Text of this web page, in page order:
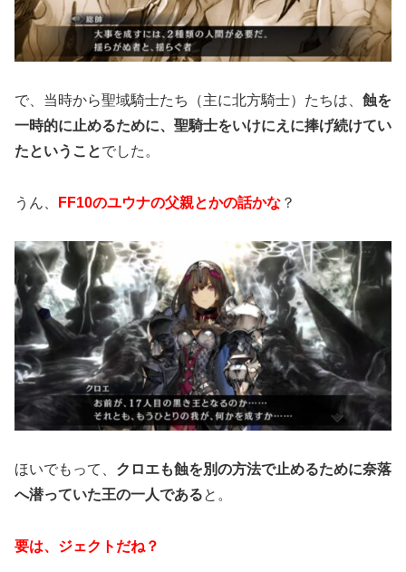
で、当時から聖域騎士たち（主に北方騎士）たちは、 蝕を
一時的に止めるために、聖騎士をいけにえに捧げ続けてい
たということでした。
うん、 FF10のユウナの父親とかの話かな ？
ほいでもって、 クロエも蝕を別の方法で止めるために奈落
へ潜っていた王の一人であると。
要は、ジェクトだね？